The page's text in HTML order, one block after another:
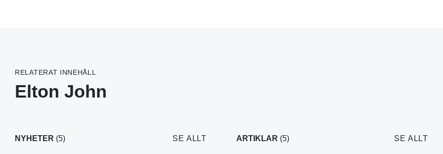
RELATERAT INNEHÅLL
Elton John
NYHETER (5) SE ALLT ARTIKLAR (5) SE ALLT